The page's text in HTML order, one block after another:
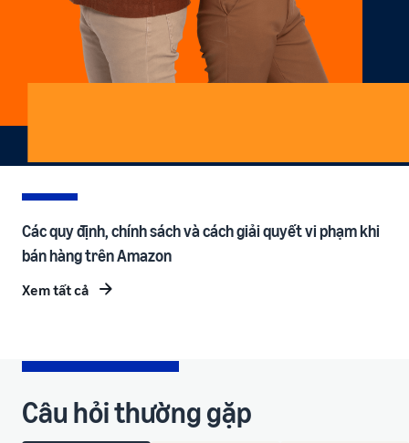
Các quy định, chính sách và cách giải quyết vi phạm khi
bán hàng trên Amazon
Xem tất cả
Câu hỏi thường gặp